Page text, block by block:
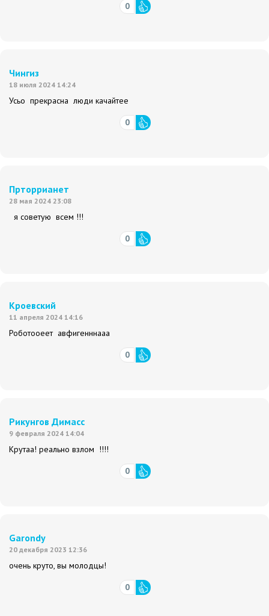
0
Чингиз
18 июля 2024 14:24
Усьо прекрасна люди качайтее
0
Прторрианет
28 мая 2024 23:08
я советую всем !!!
0
Кроевский
11 апреля 2024 14:16
Роботооеет авфигенннааа
0
Рикунгов Димасс
9 февраля 2024 14:04
Крутаа! реально взлом !!!!
0
Garondу
20 декабря 2023 12:36
очень круто, вы молодцы!
0